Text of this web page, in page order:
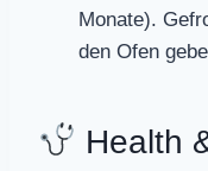
Monate).
den Ofen
Health